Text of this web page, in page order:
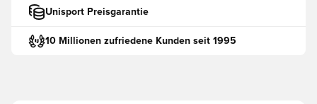
Unisport Preisgarantie
10 Millionen zufriedene Kunden seit 1995